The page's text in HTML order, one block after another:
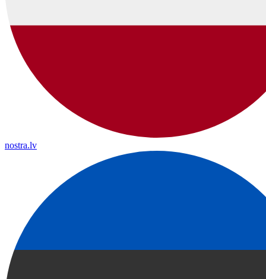
nostra.lv